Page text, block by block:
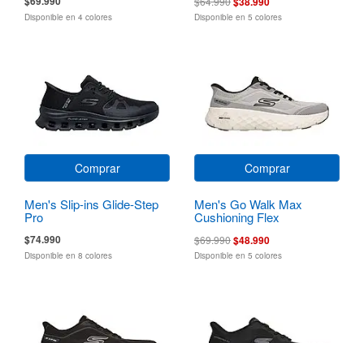
Disponible en 4 colores Disponible en 5 colores
Comprar
Men's Slip-ins Glide-Step
Pro
$74.990
Disponible en 8 colores
Comprar
Men's Go Walk Max
Cushioning Flex
$69.990$48.990
Disponible en 5 colores